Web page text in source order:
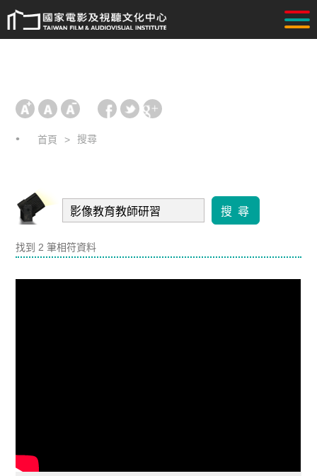
首頁 搜尋
搜 尋
找到 2 筆相符資料